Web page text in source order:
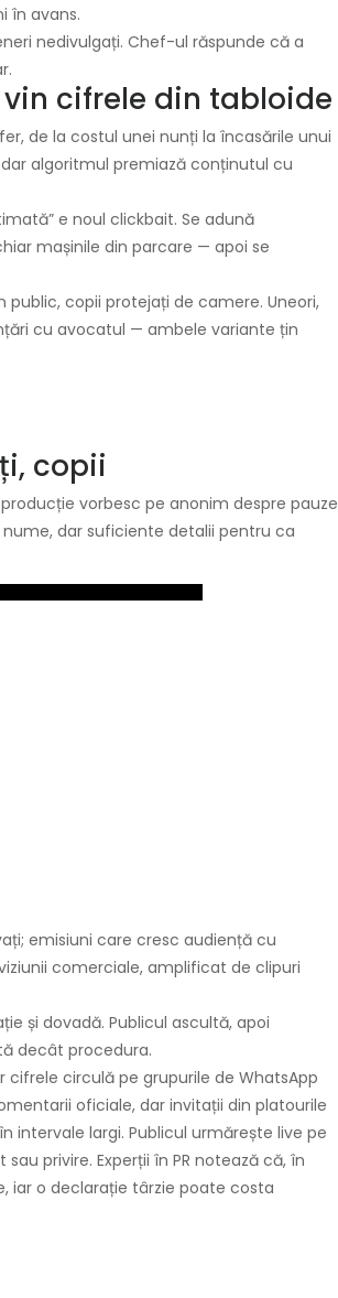
în avans.
nedivulgați. Chef-ul răspunde că a
cifrele din tabloide
de la costul unei nunți la încasările unui
algoritmul premiază conținutul cu
e noul clickbait. Se adună
mașinile din parcare — apoi se
public, copii protejați de camere. Uneori,
cu avocatul — ambele variante țin
copii
vorbesc pe anonim despre pauze
dar suficiente detalii pentru ca
emisiuni care cresc audiență cu
comerciale, amplificat de clipuri
și dovadă. Publicul ascultă, apoi
decât procedura.
cifrele circulă pe grupurile de WhatsApp
oficiale, dar invitații din platourile
intervale largi. Publicul urmărește live pe
privire. Experții în PR notează că, în
iar o declarație târzie poate costa